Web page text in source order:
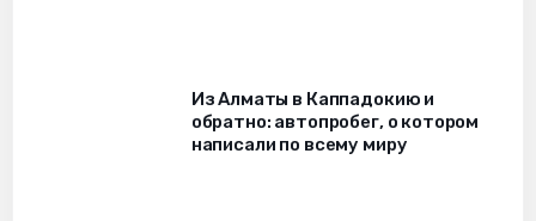
Из Алматы в Каппадокию и
обратно: автопробег, о котором
написали по всему миру